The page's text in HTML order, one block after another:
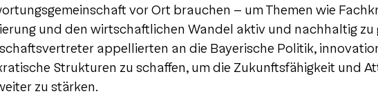
vor Ort brauchen – um Themen wie
und den wirtschaftlichen Wandel aktiv und nachhaltig zu
appellierten an die Bayerische Politik,
Strukturen zu schaffen, um die Zukunftsfähigkeit und
zu stärken.